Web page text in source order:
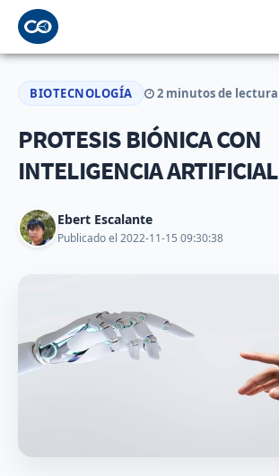
BIOTECNOLOGÍA 2 minutos de lectura
PROTESIS BIÓNICA CON
INTELIGENCIA ARTIFICIAL
Ebert Escalante
Publicado el 2022-11-15 09:30:38